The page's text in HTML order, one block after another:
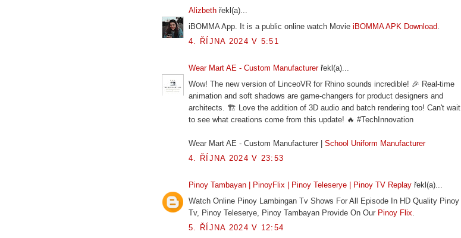
Alizbeth řekl(a)...
iBOMMA App. It is a public online watch Movie iBOMMA APK Download
4. ŘÍJNA 2024 V 5:51
Wear Mart AE - Custom Manufacturerřekl(a)...
Wow! The new version of LinceoVR for Rhino sounds incredible! 🎉 Real-time
animation and soft shadows are game-changers for product designers and
architects. 🏗️ Love the addition of 3D audio and batch rendering too! Can't wait
to see what creations come from this update! 🔥 #TechInnovation
Wear Mart AE - Custom Manufacturer | School Uniform Manufacturer
4. ŘÍJNA 2024 V 23:53
Pinoy Tambayan | PinoyFlix | Pinoy Teleserye | Pinoy TV Replay řekl(a)...
Watch Online Pinoy Lambingan Tv Shows For All Episode In HD Quality Pinoy
Tv, Pinoy Teleserye, Pinoy Tambayan Provide On Our Pinoy Flix
5. ŘÍJNA 2024 V 12:54